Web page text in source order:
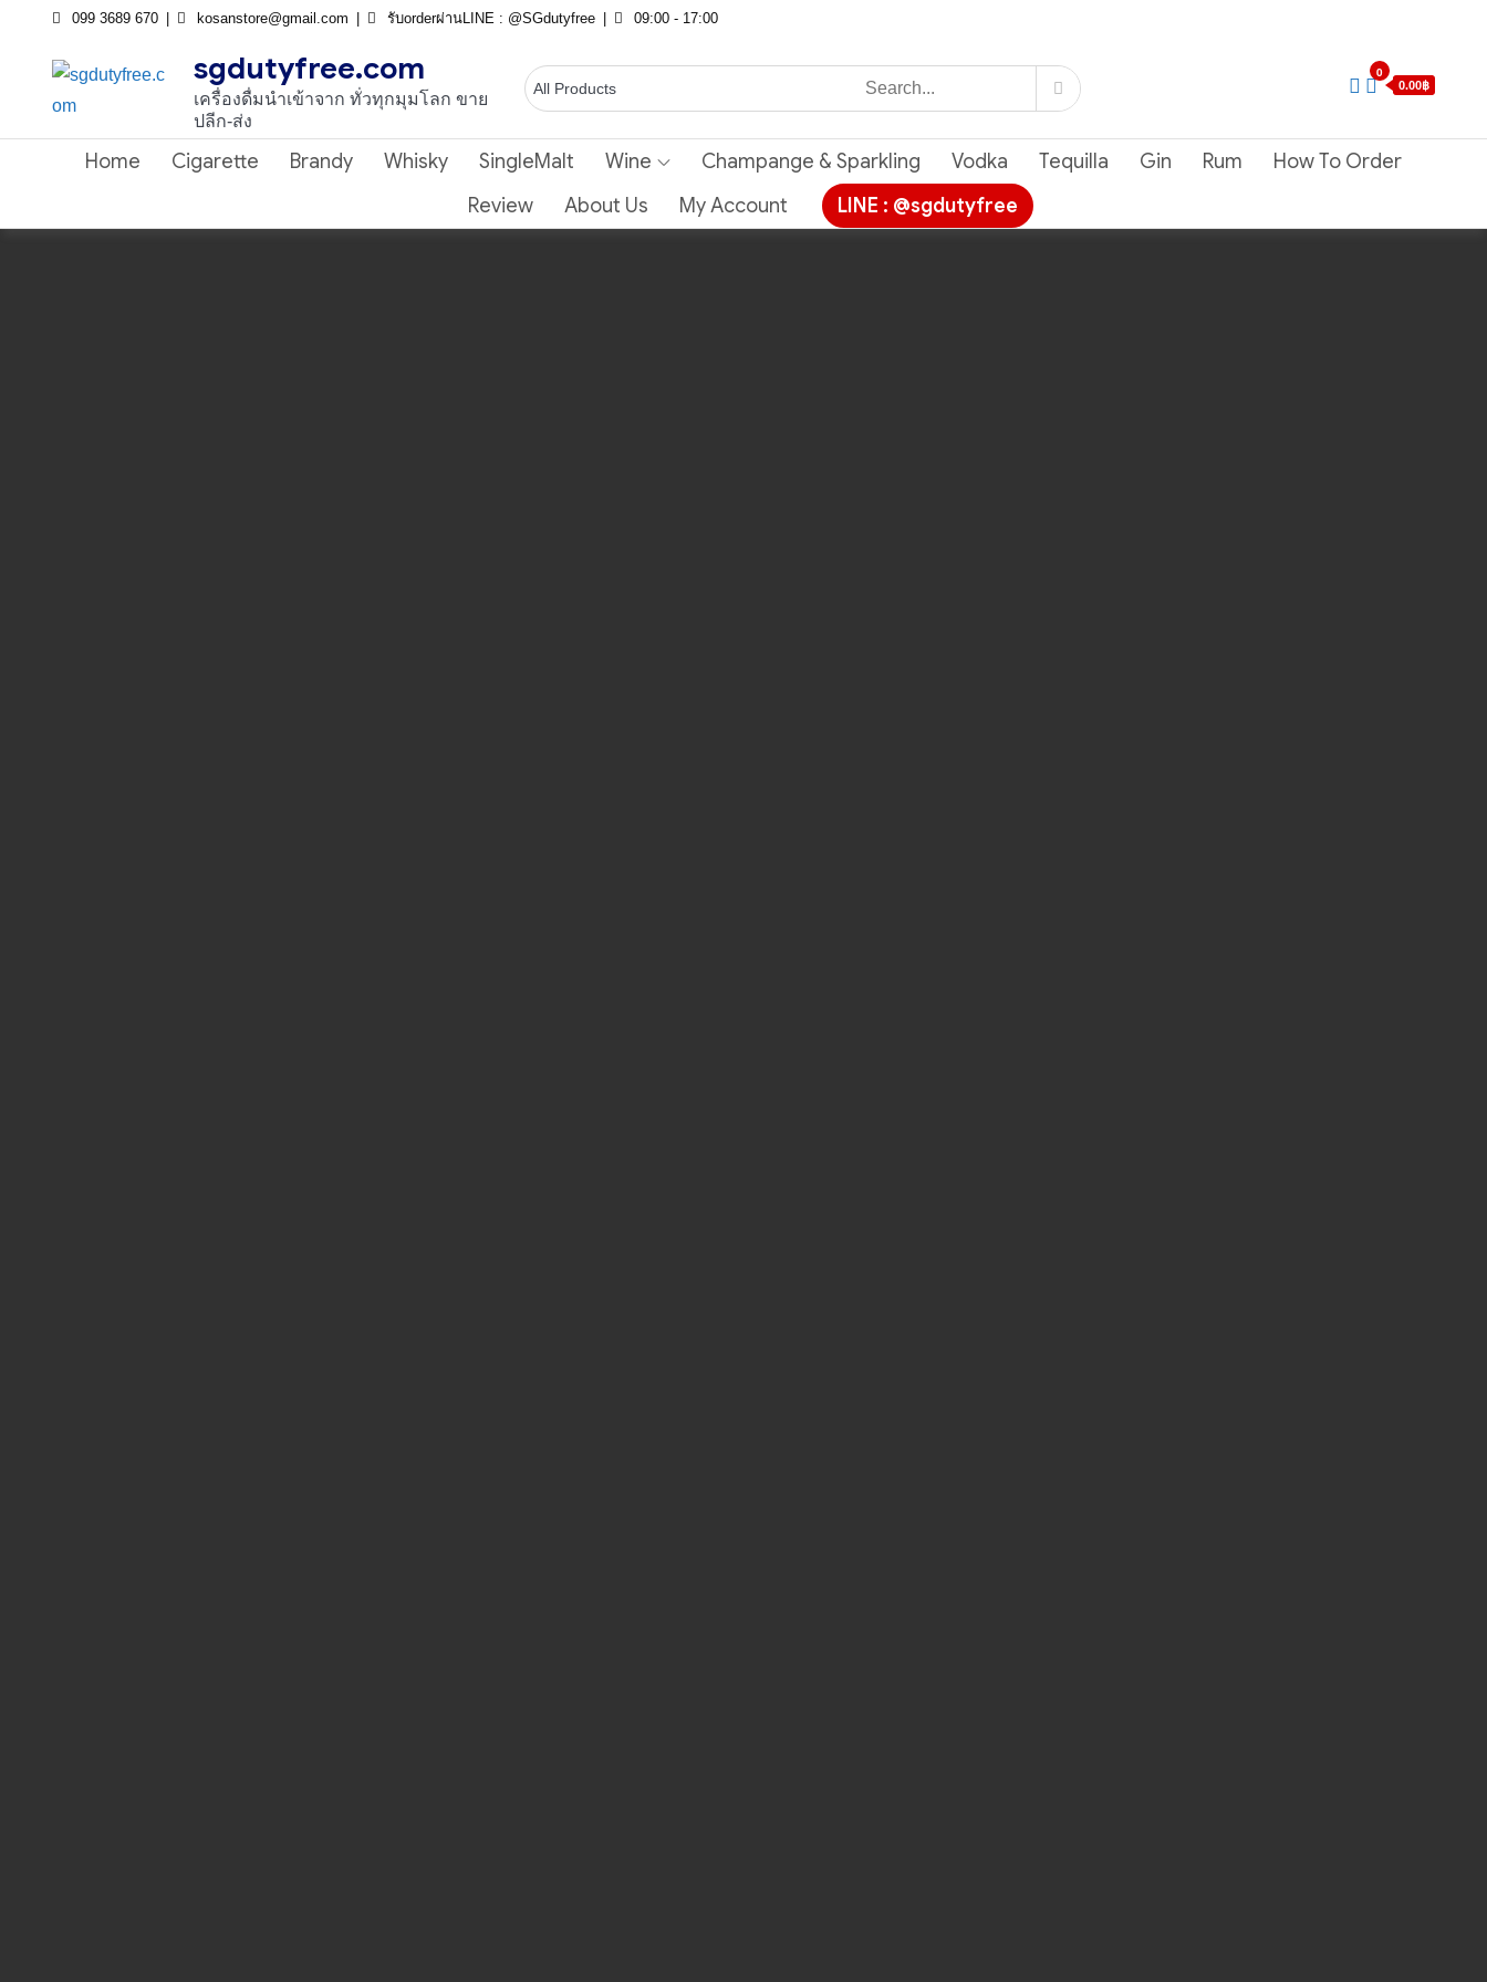
content
099 3689 670 kosanstore@gmail.com รับorderผ่านLINE : @SGdutyfree 09:00 - 17:00
sgdutyfree.com
เครื่องดื่มนําเข้าจาก ทั่วทุกมุมโลก ขาย
ปลีก-ส่ง
0
0.00฿
Home Cigarette Brandy Whisky SingleMalt Wine Champange & Sparkling Vodka Tequilla Gin Rum
How To Order
Review
About Us My Account LINE : @sgdutyfree